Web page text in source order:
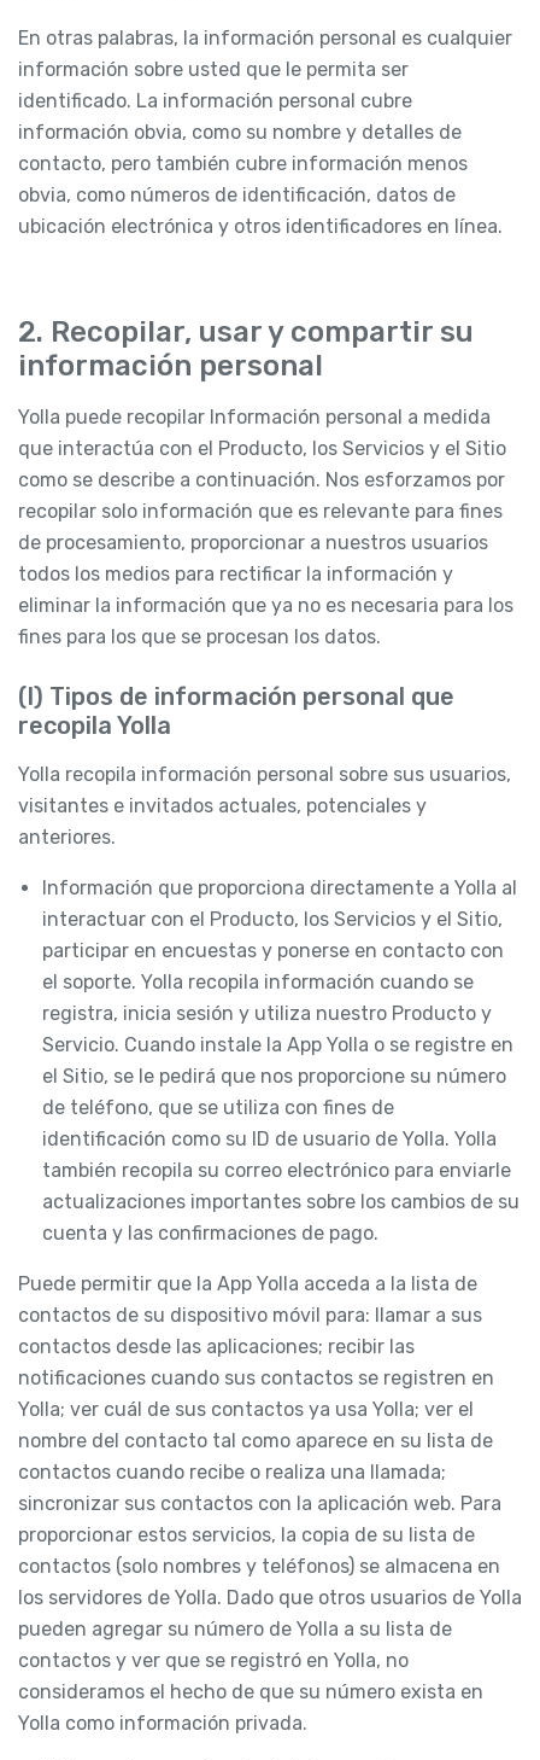
En otras palabras, la información personal es cualquier
información sobre usted que le permita ser
identificado. La información personal cubre
información obvia, como su nombre y detalles de
contacto, pero también cubre información menos
obvia, como números de identificación, datos de
ubicación electrónica y otros identificadores en línea.
2. Recopilar, usar y compartir su
información personal
Yolla puede recopilar Información personal a medida
que interactúa con el Producto, los Servicios y el Sitio
como se describe a continuación. Nos esforzamos por
recopilar solo información que es relevante para fines
de procesamiento, proporcionar a nuestros usuarios
todos los medios para rectificar la información y
eliminar la información que ya no es necesaria para los
fines para los que se procesan los datos.
(I) Tipos de información personal que
recopila Yolla
Yolla recopila información personal sobre sus usuarios,
visitantes e invitados actuales, potenciales y
anteriores.
Información que proporciona directamente a Yolla al
interactuar con el Producto, los Servicios y el Sitio,
participar en encuestas y ponerse en contacto con
el soporte. Yolla recopila información cuando se
registra, inicia sesión y utiliza nuestro Producto y
Servicio. Cuando instale la App Yolla o se registre en
el Sitio, se le pedirá que nos proporcione su número
de teléfono, que se utiliza con fines de
identificación como su ID de usuario de Yolla. Yolla
también recopila su correo electrónico para enviarle
actualizaciones importantes sobre los cambios de su
cuenta y las confirmaciones de pago.
Puede permitir que la App Yolla acceda a la lista de
contactos de su dispositivo móvil para: llamar a sus
contactos desde las aplicaciones; recibir las
notificaciones cuando sus contactos se registren en
Yolla; ver cuál de sus contactos ya usa Yolla; ver el
nombre del contacto tal como aparece en su lista de
contactos cuando recibe o realiza una llamada;
sincronizar sus contactos con la aplicación web. Para
proporcionar estos servicios, la copia de su lista de
contactos (solo nombres y teléfonos) se almacena en
los servidores de Yolla. Dado que otros usuarios de Yolla
pueden agregar su número de Yolla a su lista de
contactos y ver que se registró en Yolla, no
consideramos el hecho de que su número exista en
Yolla como información privada.